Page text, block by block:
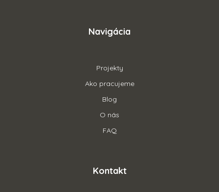
Navigácia
Projekty
Ako pracujeme
Blog
O nás
FAQ
Kontakt